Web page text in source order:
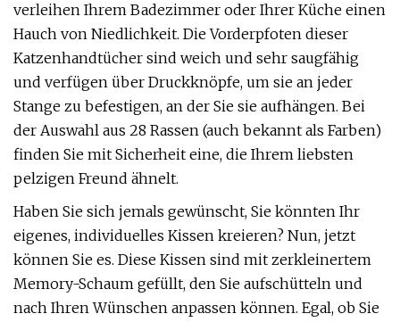
verleihen Ihrem Badezimmer oder Ihrer Küche einen
Hauch von Niedlichkeit. Die Vorderpfoten dieser
Katzenhandtücher sind weich und sehr saugfähig
und verfügen über Druckknöpfe, um sie an jeder
Stange zu befestigen, an der Sie sie aufhängen. Bei
der Auswahl aus 28 Rassen (auch bekannt als Farben)
finden Sie mit Sicherheit eine, die Ihrem liebsten
pelzigen Freund ähnelt.
Haben Sie sich jemals gewünscht, Sie könnten Ihr
eigenes, individuelles Kissen kreieren? Nun, jetzt
können Sie es. Diese Kissen sind mit zerkleinertem
Memory-Schaum gefüllt, den Sie aufschütteln und
nach Ihren Wünschen anpassen können. Egal, ob Sie